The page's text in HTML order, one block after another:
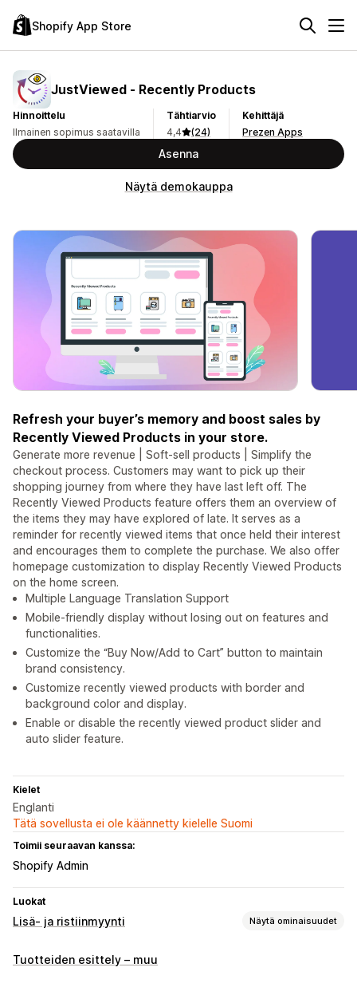
Shopify App Store
JustViewed ‑ Recently Products
Hinnoittelu
Ilmainen sopimus saatavilla
Tähtiarvio
4,4
(24)
Kehittäjä
Prezen Apps
Asenna
Näytä demokauppa
Refresh your buyer’s memory and boost sales by
Recently Viewed Products in your store.
Generate more revenue | Soft-sell products | Simplify the
checkout process. Customers may want to pick up their
shopping journey from where they have last left off. The
Recently Viewed Products feature offers them an overview of
the items they may have explored of late. It serves as a
reminder for recently viewed items that once held their interest
and encourages them to complete the purchase. We also offer
homepage customization to display Recently Viewed Products
on the home screen.
Multiple Language Translation Support
Mobile-friendly display without losing out on features and
functionalities.
Customize the “Buy Now/Add to Cart” button to maintain
brand consistency.
Customize recently viewed products with border and
background color and display.
Enable or disable the recently viewed product slider and
auto slider feature.
Kielet
Englanti
Tätä sovellusta ei ole käännetty kielelle Suomi
Toimii seuraavan kanssa:
Shopify Admin
Luokat
Lisä- ja ristiinmyynti Näytä ominaisuudet
Mukautukset
Tuotteiden esittely – muu